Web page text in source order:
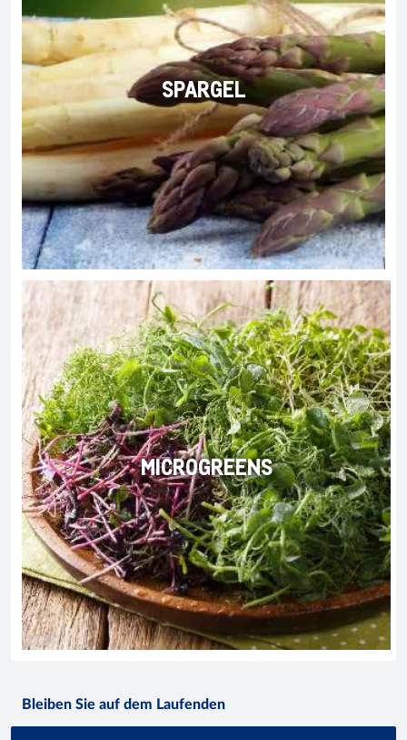
SPARGEL
MICROGREENS
Bleiben Sie auf dem Laufenden